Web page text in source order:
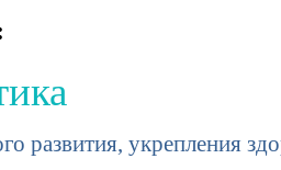
развития, укрепления